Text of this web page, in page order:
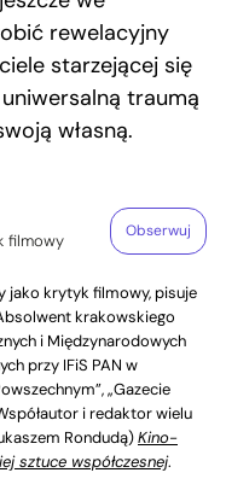
rewelacyjny
starzejącej się
traumą
własną.
filmowy
Obserwuj
jako krytyk filmowy, pisuje
krakowskiego
i Międzynarodowych
przy IFiS PAN w
„Gazecie
i redaktor wielu
Rondudą)Kino-
sztuce współczesnej.